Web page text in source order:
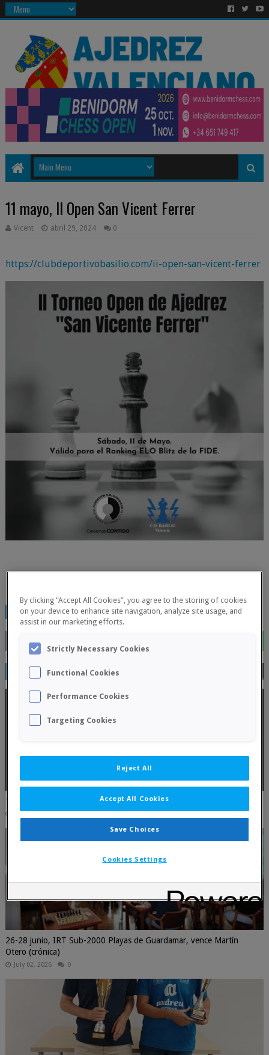
11 mayo, II Open San Vicent Ferrer
Vicent abril 29, 2024 0
https://clubdeportivobasilio.com/ii-open-san-vicent-ferrer
TAGS: FINALIZADOS
RELATED POSTS
17 julio, Primer torneo por parejas 2026 - La Primitiva
26-28 junio, IRT Sub-2000 Playas de Guardamar, vence Martín
Otero (crónica)
July 02, 2026 0
By clicking “Accept All Cookies”, you agree to the storing of cookies
on your device to enhance site navigation, analyze site usage, and
assist in our marketing efforts.
Strictly Necessary Cookies
Functional Cookies
Performance Cookies
Targeting Cookies
Reject All
Accept All Cookies
Save Choices
Cookies Settings